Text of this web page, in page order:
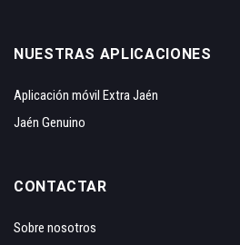
NUESTRAS APLICACIONES
Aplicación móvil Extra Jaén
Jaén Genuino
CONTACTAR
Sobre nosotros